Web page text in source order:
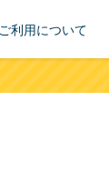
ご利用について